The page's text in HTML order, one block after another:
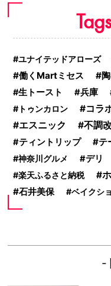
Tags
ユナイテッドアローズ
働くMartミセス
生トースト 兵庫
トゥンカロン コラ
エスニック
不調
ティントリップ テ
神奈川グルメ デリ
楽天ふるさと納税
石井美保 ベイクシ
-